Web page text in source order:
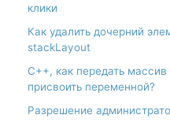
клики
Как удалить дочерний
stackLayout
С++, как передать
присвоить переменной?
Разрешение